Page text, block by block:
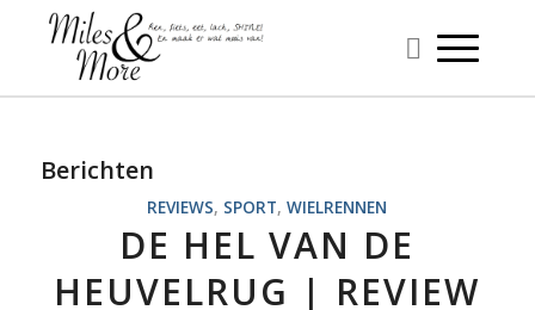
Berichten
REVIEWS, SPORT,WIELRENNEN
DE HEL VAN DE
HEUVELRUG | REVIEW